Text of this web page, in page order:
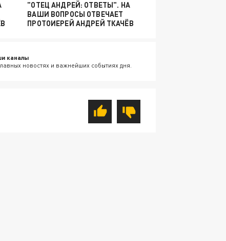
"ОТЕЦ АНДРЕЙ: ОТВЕТЫ". НА
ВАШИ ВОПРОСЫ ОТВЕЧАЕТ
ПРОТОИЕРЕЙ АНДРЕЙ ТКАЧЁВ
каналы
новостях и важнейших событиях дня.